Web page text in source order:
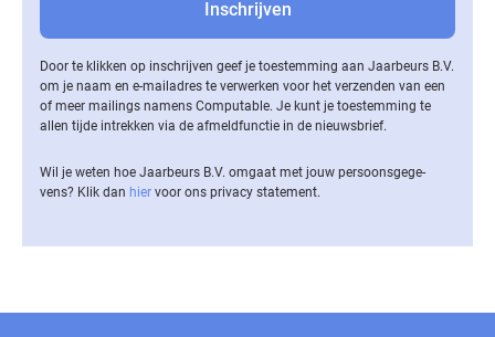
Door te klikken op inschrijven geef je toestemming aan Jaarbeurs B.V.
om je naam en e-mailadres te verwerken voor het verzenden van een
of meer mailings namens Computable. Je kunt je toestemming te
allen tijde intrekken via de af­meld­func­tie in de nieuwsbrief.
Wil je weten hoe Jaarbeurs B.V. omgaat met jouw per­soons­ge­ge­
vens? Klik dan hier voor ons privacy statement.